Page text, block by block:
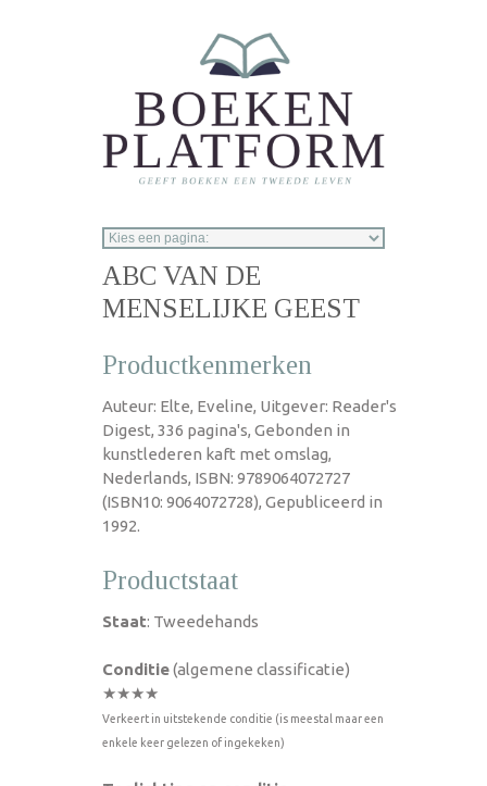
ABC VAN DE
MENSELIJKE GEEST
Productkenmerken
Auteur: Elte, Eveline, Uitgever: Reader's
Digest, 336 pagina's, Gebonden in
kunstlederen kaft met omslag,
Nederlands, ISBN: 9789064072727
(ISBN10: 9064072728), Gepubliceerd in
1992.
Productstaat
Staat: Tweedehands
Conditie(algemene classificatie)
★★★★
Verkeert in uitstekende conditie (is meestal maar een
enkele keer gelezen of ingekeken)